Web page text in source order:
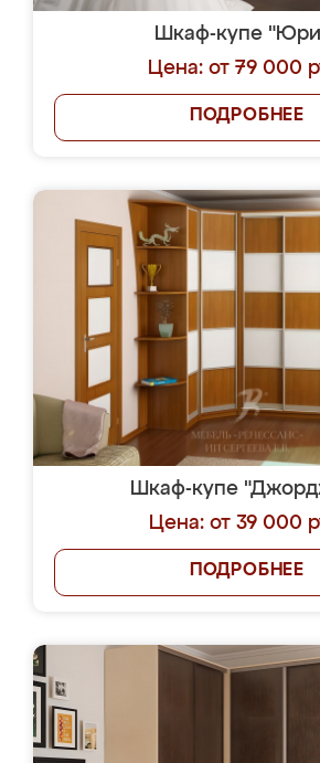
Шкаф-купе
Цена: от 79 000
ПОДРОБНЕЕ
Шкаф-купе
Цена: от 39 000
ПОДРОБНЕЕ